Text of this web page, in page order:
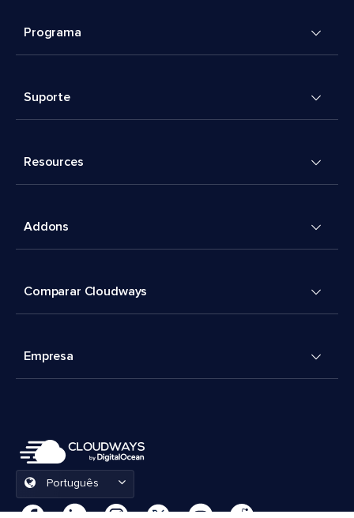
Programa
Suporte
Resources
Addons
Comparar Cloudways
Empresa
Português